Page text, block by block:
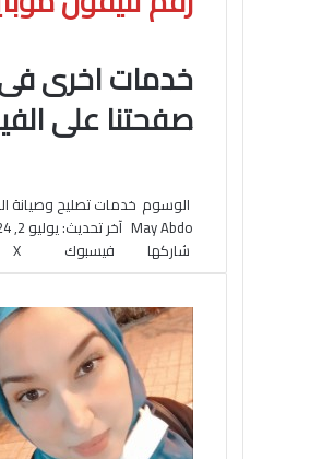
خدمات اخرى فى
صفحتنا على
الوسوم خدمات تصليح وصيانة
May Abdo آخر تحديث: يوليو 2, 2024
شاركها
فيسبوك ‫X